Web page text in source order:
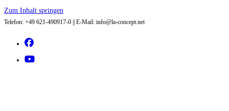
Zum Inhalt springen
Telefon: +49 621-490917-0 || E-Mail: info@la-concept.net